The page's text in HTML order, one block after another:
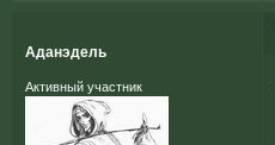
Аданэдель
Активный участник